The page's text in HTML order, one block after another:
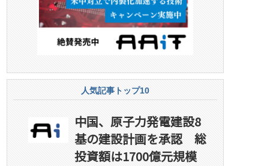
人気記事トップ10
中国、原子力発電建設8
基の建設計画を承認 総
投資額は1700億元規模